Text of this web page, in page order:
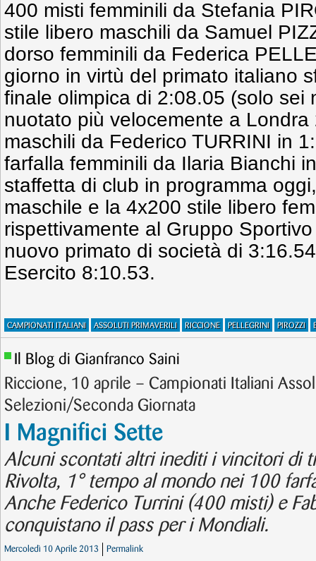
400 misti femminili da Stefania
stile libero maschili da Samuel
dorso femminili da Federica
giorno in virtù del primato italiano
finale olimpica di 2:08.05 (solo sei
nuotato più velocemente a
maschili da Federico TURRINI in
farfalla femminili da Ilaria Bianchi
staffetta di club in programma
maschile e la 4x200 stile libero
rispettivamente al Gruppo
nuovo primato di società di
Esercito 8:10.53.
CAMPIONATI ITALIANI ASSOLUTI PRIMAVERILI RICCIONE PELLEGRINI PIROZZI
Il Blog di Gianfranco Saini
Riccione, 10 aprile – Campionati Italiani
Selezioni/Seconda Giornata
I Magnifici Sette
Alcuni scontati altri inediti i vincitori di
Rivolta, 1° tempo al mondo nei 100
Anche Federico Turrini (400 misti) e
conquistano il pass per i Mondiali.
Mercoledì 10 Aprile 2013 Permalink